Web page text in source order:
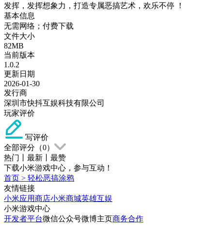
发挥，发挥想象力，打造专属恶搞艺术，欢乐不停 ！
基本信息
无需网络；付费下载
文件大小
82MB
当前版本
1.0.2
更新日期
2026-01-30
发行商
深圳市快抖互娱科技有限公司
玩家评价
写评价
全部评分（0）
热门
最新
最赞
下载小米游戏中心，参与互动！
首页 > 轻松恶搞涂鸦
友情链接
小米应用商店小米商城英雄互娱
小米游戏中心
开发者平台微信公众号微博主页商务合作